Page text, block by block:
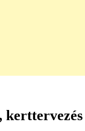
kerttervezés